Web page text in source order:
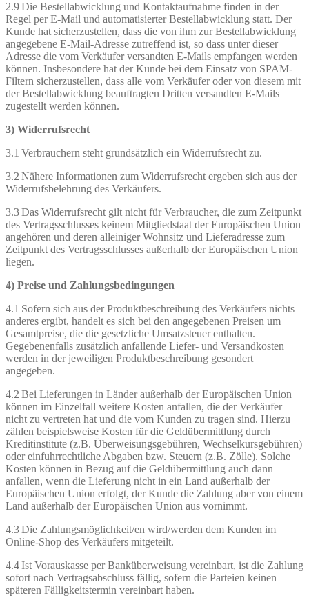
2.9 Die Bestellabwicklung und Kontaktaufnahme finden in der
Regel per E-Mail und automatisierter Bestellabwicklung statt. Der
Kunde hat sicherzustellen, dass die von ihm zur Bestellabwicklung
angegebene E-Mail-Adresse zutreffend ist, so dass unter dieser
Adresse die vom Verkäufer versandten E-Mails empfangen werden
können. Insbesondere hat der Kunde bei dem Einsatz von SPAM-
Filtern sicherzustellen, dass alle vom Verkäufer oder von diesem mit
der Bestellabwicklung beauftragten Dritten versandten E-Mails
zugestellt werden können.
3) Widerrufsrecht
3.1 Verbrauchern steht grundsätzlich ein Widerrufsrecht zu.
3.2 Nähere Informationen zum Widerrufsrecht ergeben sich aus der
Widerrufsbelehrung des Verkäufers.
3.3 Das Widerrufsrecht gilt nicht für Verbraucher, die zum Zeitpunkt
des Vertragsschlusses keinem Mitgliedstaat der Europäischen Union
angehören und deren alleiniger Wohnsitz und Lieferadresse zum
Zeitpunkt des Vertragsschlusses außerhalb der Europäischen Union
liegen.
4) Preise und Zahlungsbedingungen
4.1 Sofern sich aus der Produktbeschreibung des Verkäufers nichts
anderes ergibt, handelt es sich bei den angegebenen Preisen um
Gesamtpreise, die die gesetzliche Umsatzsteuer enthalten.
Gegebenenfalls zusätzlich anfallende Liefer- und Versandkosten
werden in der jeweiligen Produktbeschreibung gesondert
angegeben.
4.2 Bei Lieferungen in Länder außerhalb der Europäischen Union
können im Einzelfall weitere Kosten anfallen, die der Verkäufer
nicht zu vertreten hat und die vom Kunden zu tragen sind. Hierzu
zählen beispielsweise Kosten für die Geldübermittlung durch
Kreditinstitute (z.B. Überweisungsgebühren, Wechselkursgebühren)
oder einfuhrrechtliche Abgaben bzw. Steuern (z.B. Zölle). Solche
Kosten können in Bezug auf die Geldübermittlung auch dann
anfallen, wenn die Lieferung nicht in ein Land außerhalb der
Europäischen Union erfolgt, der Kunde die Zahlung aber von einem
Land außerhalb der Europäischen Union aus vornimmt.
4.3 Die Zahlungsmöglichkeit/en wird/werden dem Kunden im
Online-Shop des Verkäufers mitgeteilt.
4.4 Ist Vorauskasse per Banküberweisung vereinbart, ist die Zahlung
sofort nach Vertragsabschluss fällig, sofern die Parteien keinen
späteren Fälligkeitstermin vereinbart haben.